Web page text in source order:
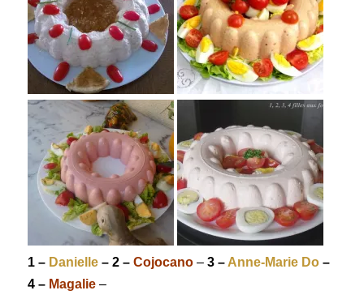
1 – Danielle– 2 – Cojocano–3 – Anne-Marie Do –
4 – Magalie–